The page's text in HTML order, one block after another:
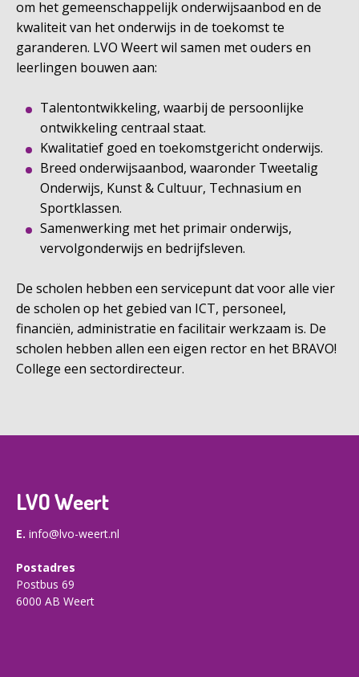
om het gemeenschappelijk onderwijsaanbod en de
kwaliteit van het onderwijs in de toekomst te
garanderen. LVO Weert wil samen met ouders en
leerlingen bouwen aan:
Talentontwikkeling, waarbij de persoonlijke
ontwikkeling centraal staat.
Kwalitatief goed en toekomstgericht onderwijs.
Breed onderwijsaanbod, waaronder Tweetalig
Onderwijs, Kunst & Cultuur, Technasium en
Sportklassen.
Samenwerking met het primair onderwijs,
vervolgonderwijs en bedrijfsleven.
De scholen hebben een servicepunt dat voor alle vier
de scholen op het gebied van ICT, personeel,
financiën, administratie en facilitair werkzaam is. De
scholen hebben allen een eigen rector en het BRAVO!
College een sectordirecteur.
LVO Weert
E. info@lvo-weert.nl
Postadres
Postbus 69
6000 AB Weert